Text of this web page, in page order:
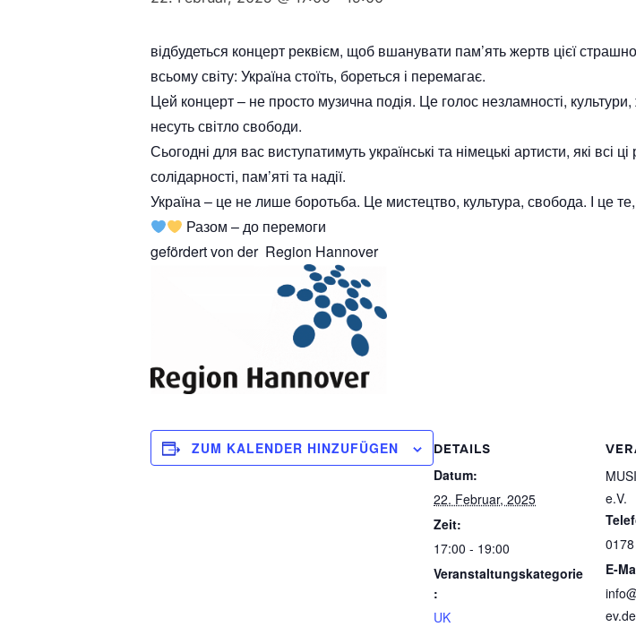
відбудеться концерт реквієм, щоб вшанувати пам’ять жертв цієї
всьому світу: Україна стоїть, бореться і перемагає.
Цей концерт – не просто музична подія. Це голос незламності,
несуть світло свободи.
Сьогодні для вас виступатимуть українські та німецькі артисти, які всі
солідарності, пам’яті та надії.
Україна – це не лише боротьба. Це мистецтво, культура, свобода. І це
Разом – до перемоги
gefördert von der Region Hannover
ZUM KALENDER HINZUFÜGEN DETAILS
Datum:
22. Februar, 2025
Zeit:
17:00 - 19:00
Veranstaltungskategorie
:
UK
e.V.
E-
ev.de